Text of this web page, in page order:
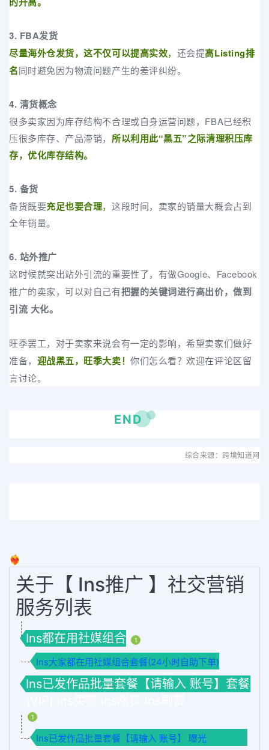
3. FBA发货
尽量海外仓发货，这不仅可以提高实效， 还会提高Listing排
名同时避免因为物流问题产生的差评纠纷。
4. 清货概念
很多卖家因为库存结构不合理或自身运营问题，FBA已经积
压很多库存、产品滞销， 所以利用此“黑五”之际清理积压库
存，优化库存结构。
5. 备货
备货既要充足也要合理， 这段时间，卖家的销量大概会占到
全年销量。
6. 站外推广
这时候就突出站外引流的重要性了，有做Google、Facebook
推广的卖家，可以对自己有把握的关键词进行高出价，做到
引流 大化。
旺季罢工，对于卖家来说会有一定的影响，希望卖家们做好
准备， 迎战黑五，旺季大卖！你们怎么看？欢迎在评论区留
言讨论。
END
综合来源：跨境知道网
❤️‍🔥
关于【 Ins推广 】社交营销
服务列表
Ins都在用社媒组合 1
Ins大家都在用社媒组合套餐(24小时自助下单)
Ins已发作品批量套餐【请输入 账号】套餐
1
Ins已发作品批量套餐【请输入 账号】 曝光